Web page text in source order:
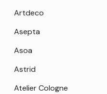
Artdeco
Asepta
Asoa
Astrid
Atelier Cologne